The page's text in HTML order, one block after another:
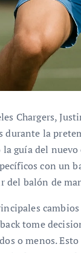
Chargers,
durante la
guía del
con un
balón de
tome
o menos.